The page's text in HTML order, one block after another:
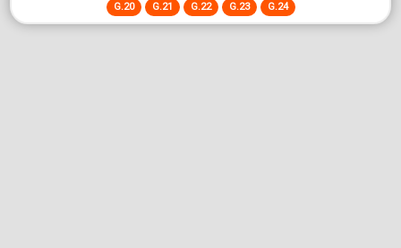
G.20
G.21 G.22 G.23 G.24